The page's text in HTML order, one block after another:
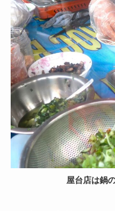
屋台店は鍋